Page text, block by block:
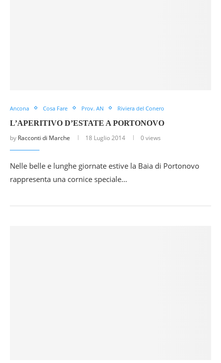
Ancona Cosa Fare Prov. AN Riviera del Conero
L’APERITIVO D’ESTATE A PORTONOVO
by Racconti di Marche 18 Luglio 2014 0 views
Nelle belle e lunghe giornate estive la Baia di Portonovo
rappresenta una cornice speciale…